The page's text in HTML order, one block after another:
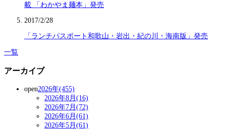
載 「わかやま麺本」発売
2017/2/28
「ランチパスポート和歌山・岩出・紀の川・海南版」発売
一覧
アーカイブ
open2026年(455)
2026年8月(16)
2026年7月(72)
2026年6月(61)
2026年5月(61)